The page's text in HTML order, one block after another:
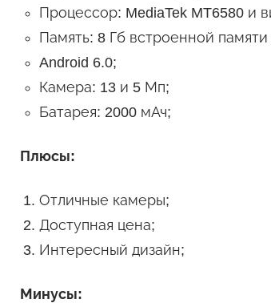
Процессор: MediaTek MT6580 и
Память: 8 Гб встроенной
Android 6.0;
Камера: 13 и 5 Мп;
Батарея: 2000 мАч;
Плюсы:
Отличные камеры;
Доступная цена;
Интересный дизайн;
Минусы: